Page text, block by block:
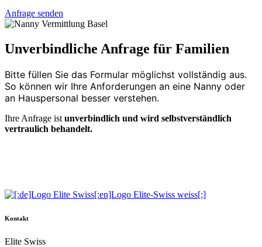
Anfrage senden
Unverbindliche Anfrage für Familien
Bitte füllen Sie das Formular möglichst vollständig aus.
So können wir Ihre Anforderungen an eine Nanny oder
an Hauspersonal besser verstehen.
Ihre Anfrage ist unverbindlich und wird selbstverständlich
vertraulich behandelt.
Kontakt
Elite Swiss